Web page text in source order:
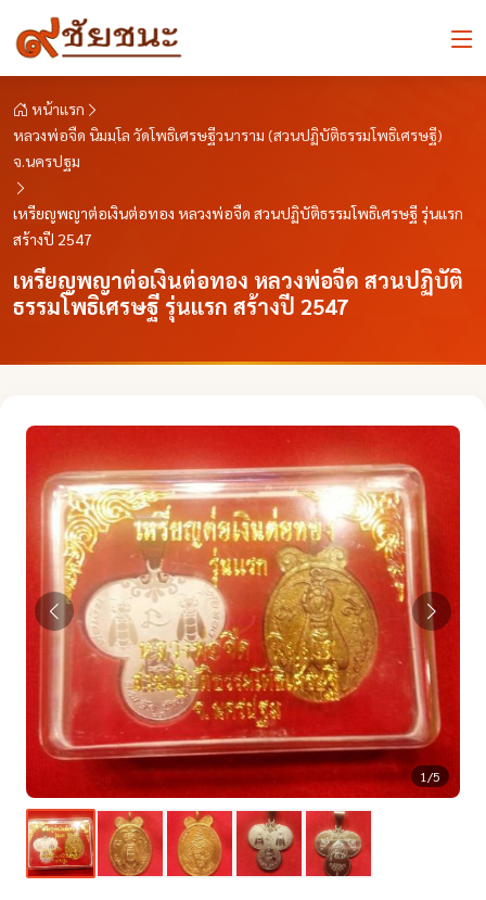
หน้าแรก
หลวงพ่อจืด นิมมฺโล วัดโพธิเศรษฐีวนาราม (สวนปฏิบัติธรรมโพธิเศรษฐี)
จ.นครปฐม
เหรียญพญาต่อเงินต่อทอง หลวงพ่อจืด สวนปฏิบัติธรรมโพธิเศรษฐี รุ่นแรก
สร้างปี 2547
เหรียญพญาต่อเงินต่อทอง หลวงพ่อจืด สวนปฏิบัติ
ธรรมโพธิเศรษฐี รุ่นแรก สร้างปี 2547
1/5